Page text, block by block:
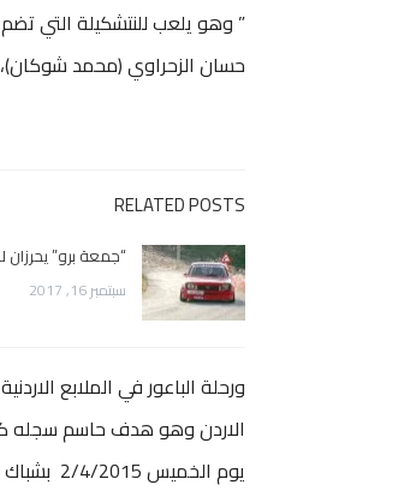
” وهو يلعب للنتشكيلة التي
حسان الزحراوي (محمد شوكان)،
RELATED POSTS
“جمعة برو” يحرزان
سبتمبر 16, 2017
الاردن وهو هدف حاسم سجله